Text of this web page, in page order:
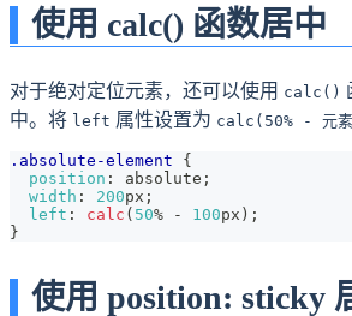
使用 calc() 函数居中
对于绝对定位元素，还可以使用 calc()
中。将 left 属性设置为 calc(50% - 元素
.absolute-element
{
position : absolute ;
width : 200px ;
left : calc ( 50% - 100px ) ;
}
使用 position: sticky